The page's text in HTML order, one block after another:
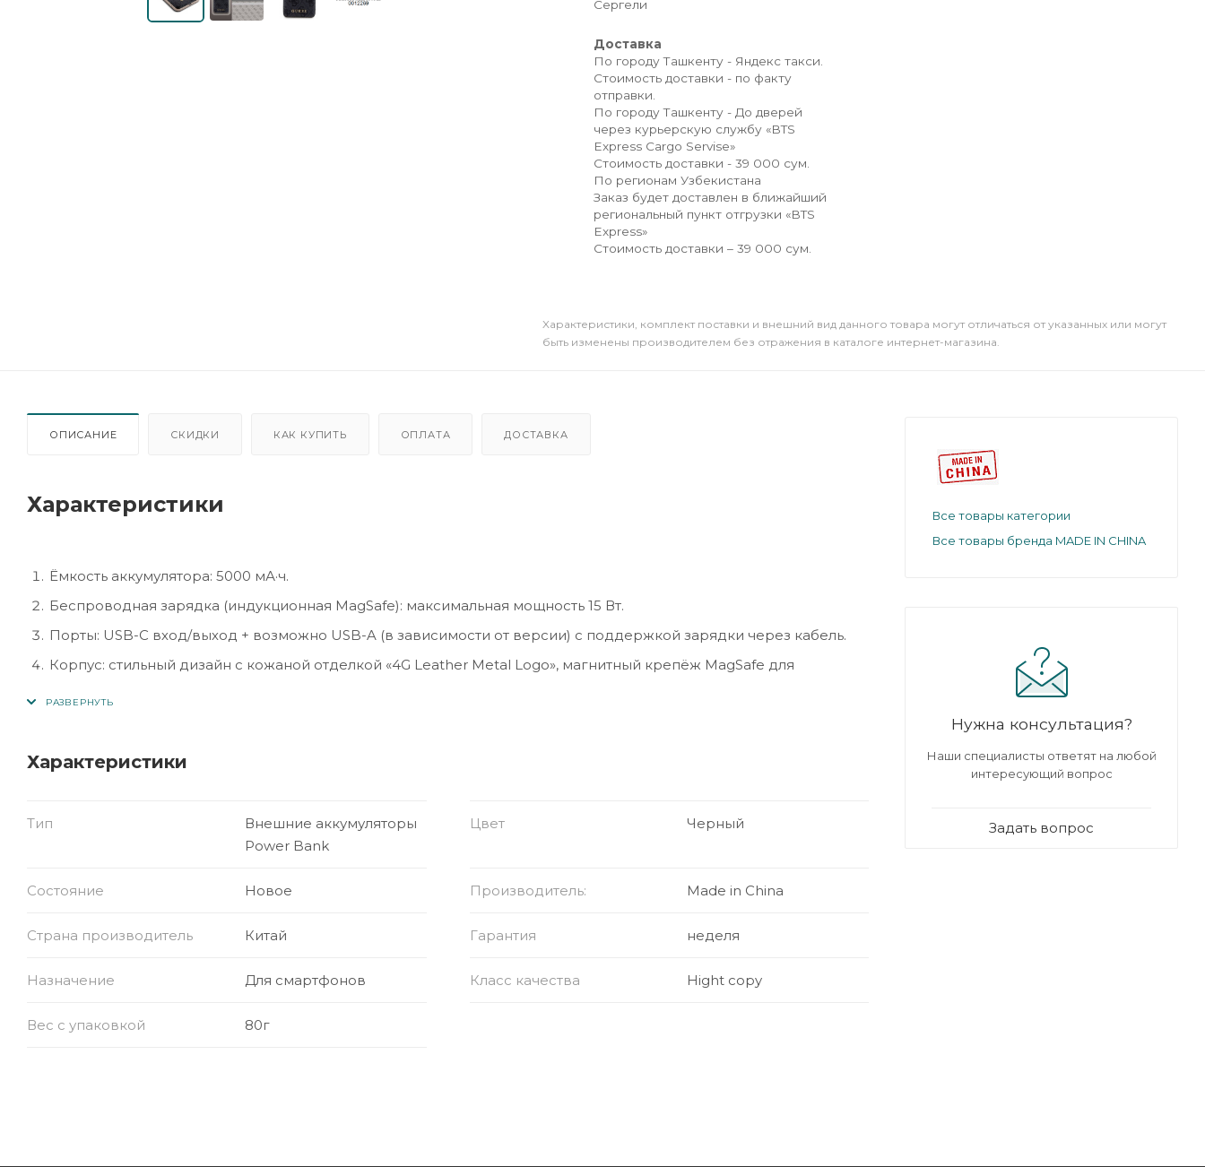
Сергели
Доставка
По городу Ташкенту - Яндекс такси.
Стоимость доставки - по факту
отправки.
По городу Ташкенту - До дверей
через курьерскую службу «BTS
Express Cargo Servise»
Стоимость доставки - 39 000 сум.
По регионам Узбекистана
Заказ будет доставлен в ближайший
региональный пункт отгрузки «BTS
Express»
Стоимость доставки – 39 000 сум.
Xарактеристики, комплект поставки и внешний вид данного товара могут отличаться от указанных или могут
быть изменены производителем без отражения в каталоге интернет-магазина.
ОПИСАНИЕ СКИДКИ КАК КУПИТЬ ОПЛАТА ДОСТАВКА
Характеристики
Ёмкость аккумулятора: 5000 мА·ч.
Беспроводная зарядка (индукционная MagSafe): максимальная мощность 15 Вт.
Порты: USB-C вход/выход + возможно USB-A (в зависимости от версии) с поддержкой зарядки через кабель.
Корпус: стильный дизайн с кожаной отделкой «4G Leather Metal Logo», магнитный крепёж MagSafe для
Характеристики
Тип
Внешние аккумуляторы
Power Bank
Цвет Черный
Состояние Новое Производитель: Made in China
Страна производитель Китай Гарантия неделя
Назначение Для смартфонов Класс качества Hight copy
Вес с упаковкой 80г
Все товары категории
Все товары бренда MADE IN CHINA
Нужна консультация?
Наши специалисты ответят на любой
интересующий вопрос
Задать вопрос